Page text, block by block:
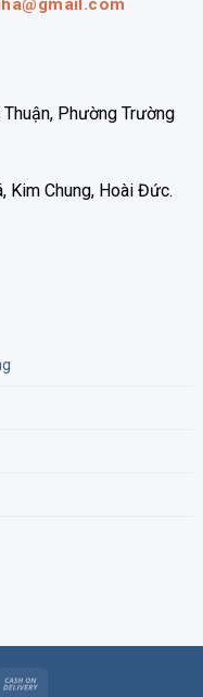
Phường Trường
Kim Chung, Hoài Đức.